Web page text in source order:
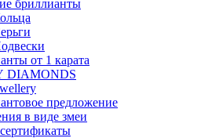
бриллианты
от 1 карата
DIAMONDS
предложение
в виде змеи